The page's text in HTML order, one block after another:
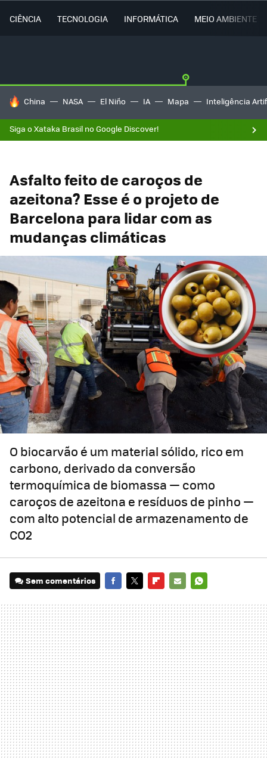
CIÊNCIA TECNOLOGIA INFORMÁTICA MEIO AMBIENTE
TENDÊNCIAS DO DIA
China NASA El Niño IA Mapa Inteligência
Siga o Xataka Brasil no Google Discover!
Asfalto feito de caroços de
azeitona? Esse é o projeto de
Barcelona para lidar com as
mudanças climáticas
O biocarvão é um material sólido, rico em
carbono, derivado da conversão
termoquímica de biomassa — como
caroços de azeitona e resíduos de pinho —
com alto potencial de armazenamento de
CO2
Sem comentários
MAIL